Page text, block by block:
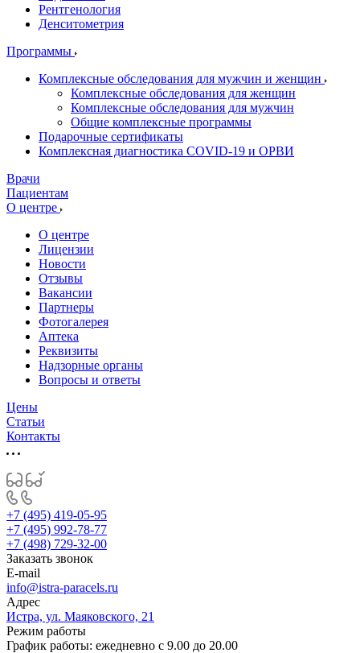
Рентгенология
Денситометрия
Программы
Комплексные обследования для мужчин и женщин
Комплексные обследования для женщин
Комплексные обследования для мужчин
Общие комплексные программы
Подарочные сертификаты
Комплексная диагностика COVID-19 и ОРВИ
Врачи
Пациентам
О центре
О центре
Лицензии
Новости
Отзывы
Вакансии
Партнеры
Фотогалерея
Аптека
Реквизиты
Надзорные органы
Вопросы и ответы
Цены
Статьи
Контакты
+7 (495) 419-05-95
+7 (495) 992-78-77
+7 (498) 729-32-00
Заказать звонок
E-mail
info@istra-paracels.ru
Адрес
Истра, ул. Маяковского, 21
Режим работы
График работы: ежедневно с 9.00 до 20.00